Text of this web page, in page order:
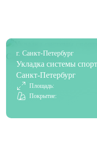
г. Санкт-Петербург
Укладка системы
Санкт-Петербург
Площадь:
Покрытие: